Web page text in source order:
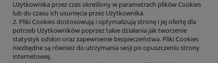
Użytkownika przez czas określony w parametrach plików Cookies
lub do czasu ich usunięcia przez Użytkownika.
2. Pliki Cookies dostosowują i optymalizują stronę i jej ofertę dla
potrzeb Użytkowników poprzez takie działania jak tworzenie
statystyk odsłon oraz zapewnienie bezpieczeństwa. Pliki Cookies
niezbędne są również do utrzymania sesji po opuszczeniu strony
internetowej.